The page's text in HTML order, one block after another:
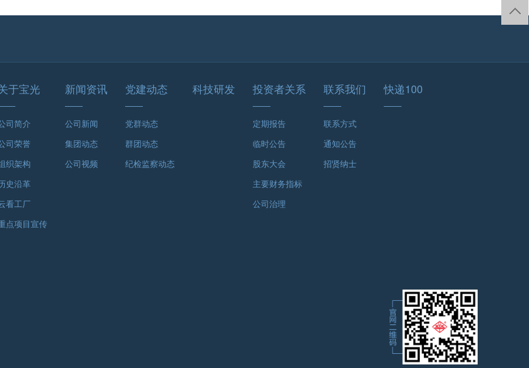
于宝光
司简介
司荣誉
织架构
史沿革
看工厂
点项目宣传
新闻资讯
公司新闻
集团动态
公司视频
党建动态
党群动态
群团动态
纪检监察动态
科技研发 投资者关系
定期报告
临时公告
股东大会
主要财务指标
公司治理
联系我们
联系方式
通知公告
招贤纳士
快递100